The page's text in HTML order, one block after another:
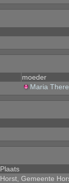
moeder
Maria
Plaats
Horst, Gemeente